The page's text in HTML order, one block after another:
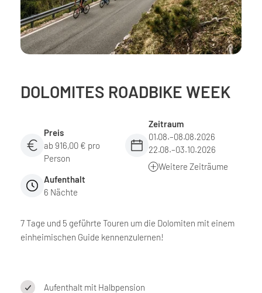
DOLOMITES ROADBIKE WEEK
Preis
ab 916,00 € pro
Person
Zeitraum
01.08.–08.08.2026
22.08.–03.10.2026
Weitere Zeiträume
Aufenthalt
6 Nächte
7 Tage und 5 geführte Touren um die Dolomiten mit einem
einheimischen Guide kennenzulernen!
Aufenthalt mit Halbpension